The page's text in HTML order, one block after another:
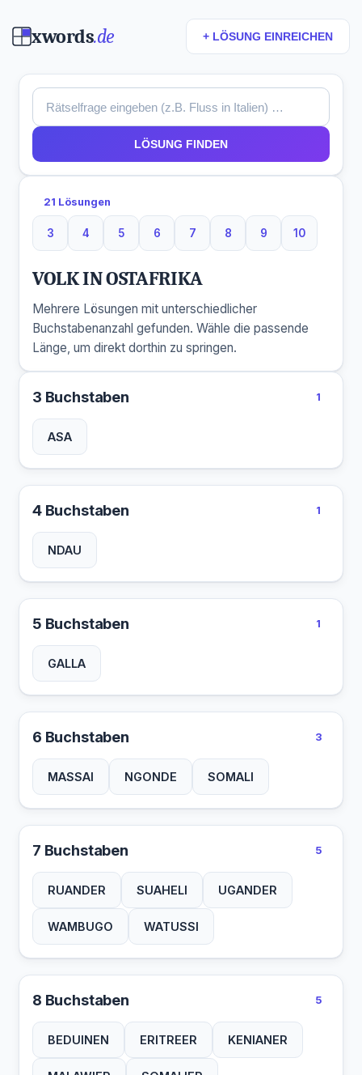
xwords.de + LÖSUNG EINREICHEN
LÖSUNG FINDEN
21 Lösungen
3
3 Buchstaben
4
4 Buchstaben
5
5 Buchstaben
6
6 Buchstaben
7
7 Buchstaben
8
8 Buchstaben
9
9 Buchstaben
10
10
VOLK IN OSTAFRIKA
Mehrere Lösungen mit unterschiedlicher
Buchstabenanzahl gefunden. Wähle die passende
Länge, um direkt dorthin zu springen.
3 Buchstaben 1
ASA
4 Buchstaben 1
NDAU
5 Buchstaben 1
GALLA
6 Buchstaben 3
MASSAI NGONDE SOMALI
7 Buchstaben 5
RUANDER SUAHELI UGANDER
WAMBUGO WATUSSI
8 Buchstaben 5
BEDUINEN ERITREER KENIANER